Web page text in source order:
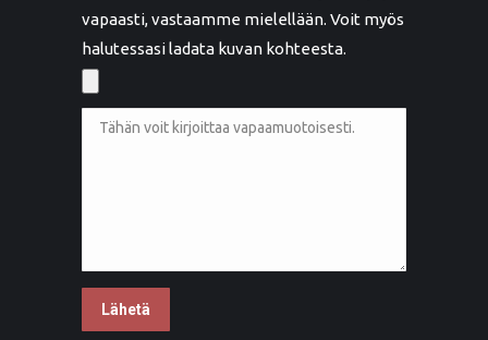
vapaasti, vastaamme mielellään. Voit myös
halutessasi ladata kuvan kohteesta.